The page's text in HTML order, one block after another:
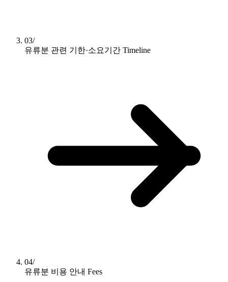
03/
유류분 관련 기한·소요기간 Timeline
04/
유류분 비용 안내 Fees